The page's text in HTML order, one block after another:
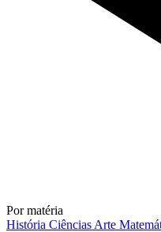
Por matéria
História Ciências Arte